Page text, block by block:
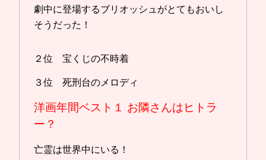
劇中に登場するブリオッシュがとてもおいし
そうだった！
２位 宝くじの不時着
３位 死刑台のメロディ
洋画年間ベスト１ お隣さんはヒトラ
ー？
亡霊は世界中にいる！